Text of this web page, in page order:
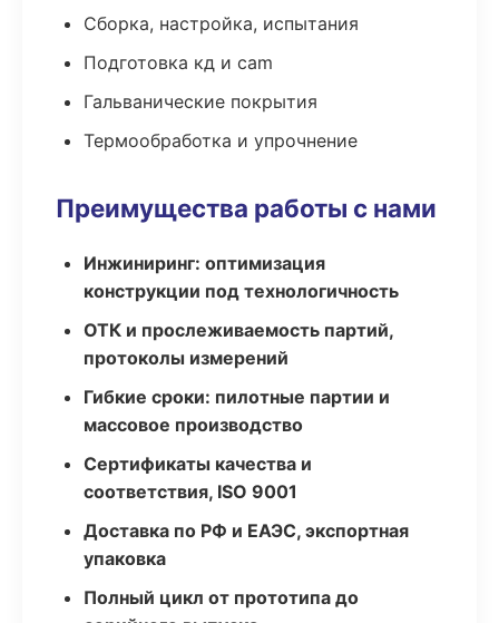
Сборка, настройка, испытания
Подготовка кд и cam
Гальванические покрытия
Термообработка и упрочнение
Преимущества работы с нами
Инжиниринг: оптимизация
конструкции под технологичность
ОТК и прослеживаемость партий,
протоколы измерений
Гибкие сроки: пилотные партии и
массовое производство
Сертификаты качества и
соответствия, ISO 9001
Доставка по РФ и ЕАЭС, экспортная
упаковка
Полный цикл от прототипа до